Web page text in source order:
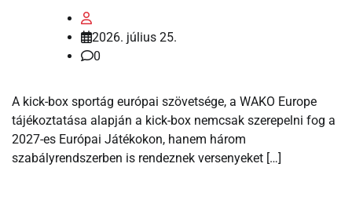
2026. július 25.
0
A kick-box sportág európai szövetsége, a WAKO Europe
tájékoztatása alapján a kick-box nemcsak szerepelni fog a
2027-es Európai Játékokon, hanem három
szabályrendszerben is rendeznek versenyeket […]